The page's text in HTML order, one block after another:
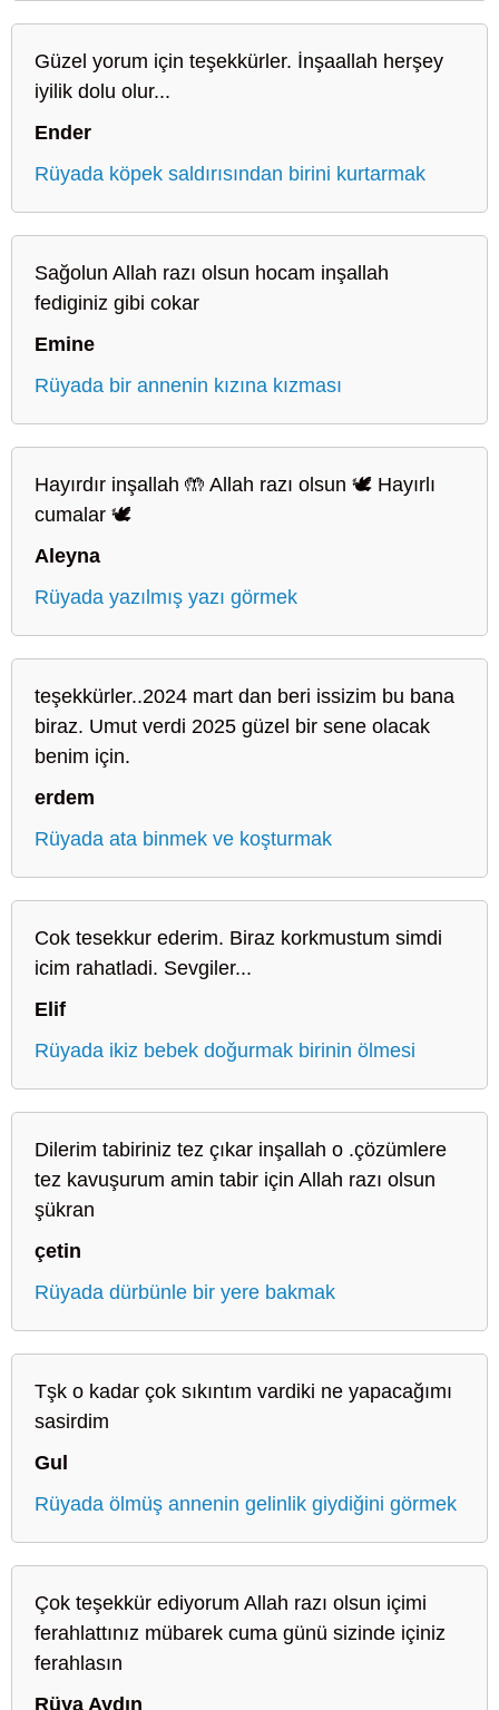
Güzel yorum için teşekkürler. İnşaallah herşey
iyilik dolu olur...
Ender
Rüyada köpek saldırısından birini kurtarmak
Sağolun Allah razı olsun hocam inşallah
fediginiz gibi cokar
Emine
Rüyada bir annenin kızına kızması
Hayırdır inşallah 🤲 Allah razı olsun 🕊️ Hayırlı
cumalar 🕊️
Aleyna
Rüyada yazılmış yazı görmek
teşekkürler..2024 mart dan beri issizim bu bana
biraz. Umut verdi 2025 güzel bir sene olacak
benim için.
erdem
Rüyada ata binmek ve koşturmak
Cok tesekkur ederim. Biraz korkmustum simdi
icim rahatladi. Sevgiler...
Elif
Rüyada ikiz bebek doğurmak birinin ölmesi
Dilerim tabiriniz tez çıkar inşallah o .çözümlere
tez kavuşurum amin tabir için Allah razı olsun
şükran
çetin
Rüyada dürbünle bir yere bakmak
Tşk o kadar çok sıkıntım vardiki ne yapacağımı
sasirdim
Gul
Rüyada ölmüş annenin gelinlik giydiğini görmek
Çok teşekkür ediyorum Allah razı olsun içimi
ferahlattınız mübarek cuma günü sizinde içiniz
ferahlasın
Rüya Aydın